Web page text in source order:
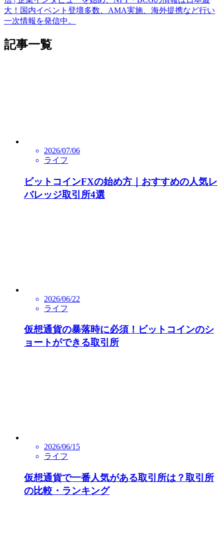
大！国内イベント登壇多数、AMA実施、海外提携など行い
一次情報を発信中。
記事一覧
2026/07/06
ライフ
ビットコインFXの始め方｜おすすめの人気レ
バレッジ取引所4選
2026/06/22
ライフ
仮想通貨の暴落時に必須！ビットコインのシ
ョートができる取引所
2026/06/15
ライフ
仮想通貨で一番人気がある取引所は？取引所
の比較・ランキング